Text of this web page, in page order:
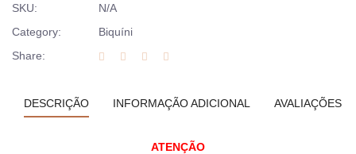
SKU:
N/A
Category:
Biquíni
Share:
DESCRIÇÃO INFORMAÇÃO ADICIONAL AVALIAÇÕES
ATENÇÃO